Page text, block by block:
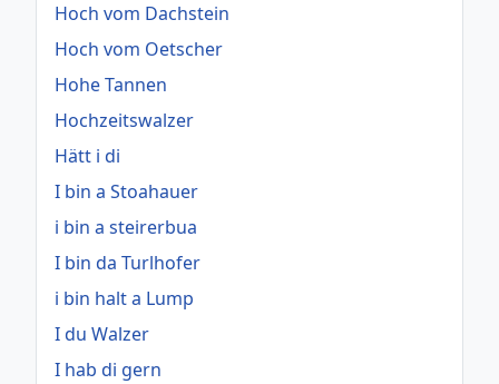
Hoch vom Dachstein
Hoch vom Oetscher
Hohe Tannen
Hochzeitswalzer
Hätt i di
I bin a Stoahauer
i bin a steirerbua
I bin da Turlhofer
i bin halt a Lump
I du Walzer
I hab di gern